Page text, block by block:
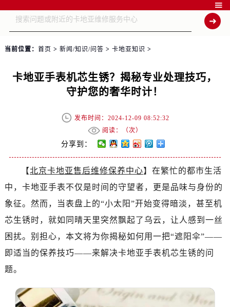

当前位置： 首页 > 新闻/知识/问答 > 卡地亚知识 >
卡地亚手表机芯生锈？揭秘专业处理技巧，
守护您的奢华时计！
发布时间：2024-12-09 08:52:32
阅读：（次）
分享到：
【北京卡地亚售后维修保养中心】在繁忙的都市生活
中，卡地亚手表不仅是时间的守望者，更是品味与身份的
象征。然而，当表盘上的“小太阳”开始变得暗淡，甚至机
芯生锈时，就如同晴天里突然飘起了乌云，让人感到一丝
困扰。别担心，本文将为你揭秘如何用一把“遮阳伞”——
即适当的保养技巧——来解决卡地亚手表机芯生锈的问
题。